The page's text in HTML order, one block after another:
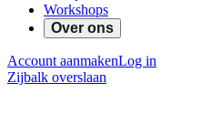
Workshops
Over ons
Account aanmakenLog in
Zijbalk overslaan